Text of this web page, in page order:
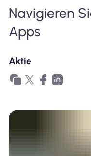
Verwendung
Für das Geschäft
Navigieren
Apps
Aktie